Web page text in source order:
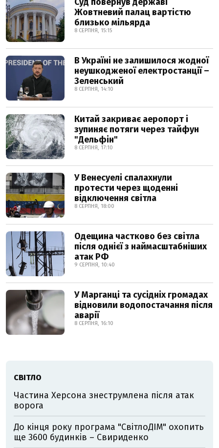
Жовтневий палац вартістю
близько мільярда
8 СЕРПНЯ, 15:15
В Україні не залишилося жодної
неушкодженої електростанції –
Зеленський
8 СЕРПНЯ, 14:10
Китай закриває аеропорт і
зупиняє потяги через тайфун
"Дельфін"
8 СЕРПНЯ, 17:10
У Венесуелі спалахнули
протести через щоденні
відключення світла
8 СЕРПНЯ, 18:00
Одещина частково без світла
після однієї з наймасштабніших
атак РФ
9 СЕРПНЯ, 10:40
У Марганці та сусідніх громадах
відновили водопостачання після
аварії
8 СЕРПНЯ, 16:10
СВІТЛО
Частина Херсона знеструмлена після атак
ворога
До кінця року програма "СвітлоДІМ" охопить
ще 3600 будинків – Свириденко